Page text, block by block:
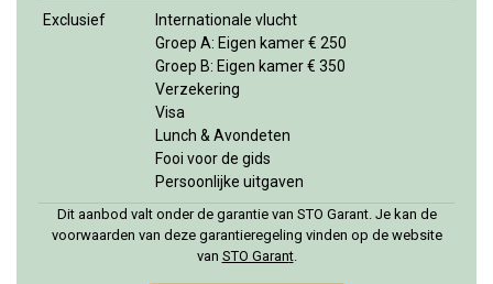
Exclusief
Internationale vlucht
Groep A: Eigen kamer € 250
Groep B: Eigen kamer € 350
Verzekering
Visa
Lunch & Avondeten
Fooi voor de gids
Persoonlijke uitgaven
Dit aanbod valt onder de garantie van STO Garant. Je kan de
voorwaarden van deze garantieregeling vinden op de website
van STO Garant.